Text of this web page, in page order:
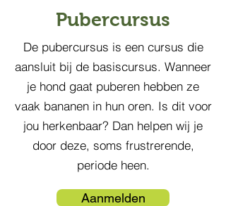
Pubercursus
De pubercursus is een cursus die
aansluit bij de basiscursus. Wanneer
je hond gaat puberen hebben ze
vaak bananen in hun oren. Is dit voor
jou herkenbaar? Dan helpen wij je
door deze, soms frustrerende,
periode heen.
Aanmelden